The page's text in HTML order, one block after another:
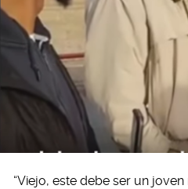
“Viejo, este debe ser un